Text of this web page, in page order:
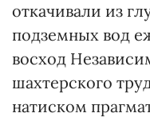
откачивали из
подземных вод
восход
шахтерского
натиском